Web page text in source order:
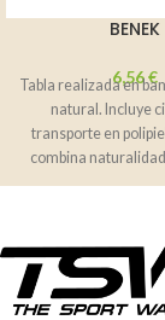
BENEK
6,56€
Tabla realizada en
natural. Incluye
transporte en
combina
gracias